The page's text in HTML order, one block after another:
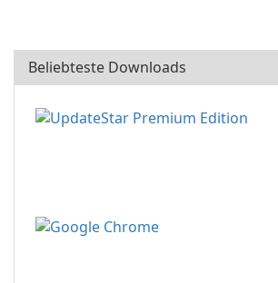
Beliebteste Downloads